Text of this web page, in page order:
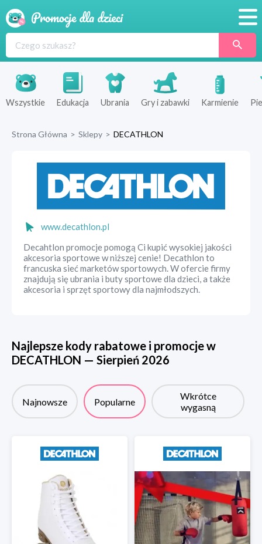
Produkty
Sklepy
Wszystkie Edukacja Ubrania Gry i zabawki Karmienie
Strona Główna > Sklepy > DECATHLON
www.decathlon.pl
Decahtlon promocje pomogą Ci kupić wysokiej jakości
akcesoria sportowe w niższej cenie! Decathlon to
francuska sieć marketów sportowych. W ofercie firmy
znajdują się ubrania i buty sportowe dla dzieci, a także
akcesoria i sprzęt sportowy dla najmłodszych.
Najlepsze kody rabatowe i promocje w
DECATHLON — Sierpień 2026
Najnowsze Popularne
Wkrótce
wygasną